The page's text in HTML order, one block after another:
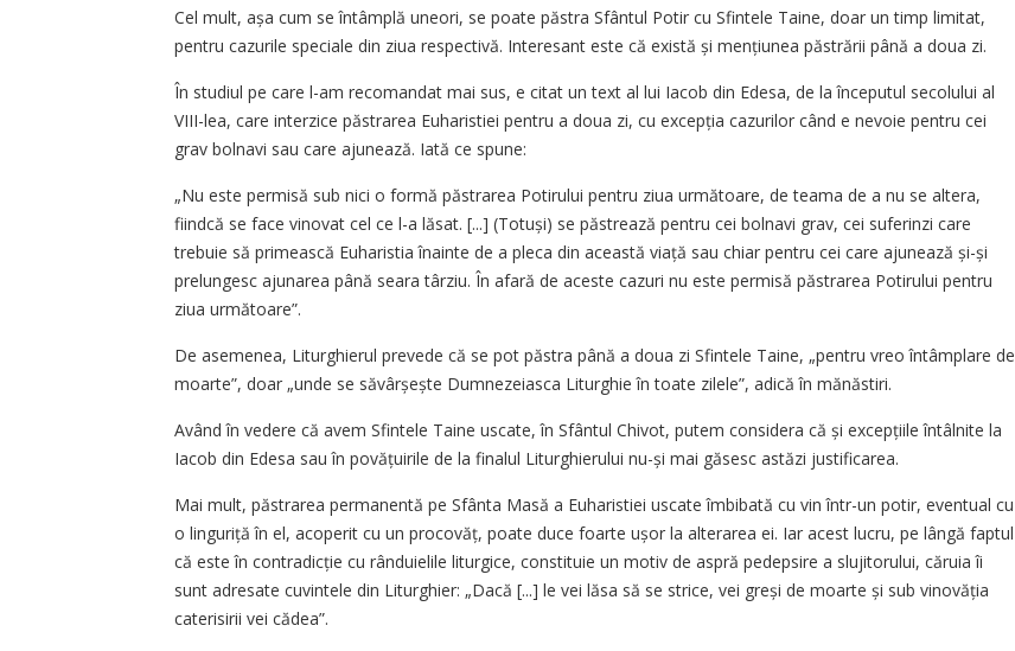
Cel mult, așa cum se întâmplă uneori, se poate păstra Sfântul Potir cu Sfintele Taine, doar un timp limitat,
pentru cazurile speciale din ziua respectivă. Interesant este că există și mențiunea păstrării până a doua zi.
În studiul pe care l-am recomandat mai sus, e citat un text al lui Iacob din Edesa, de la începutul secolului al
VIII-lea, care interzice păstrarea Euharistiei pentru a doua zi, cu excepția cazurilor când e nevoie pentru cei
grav bolnavi sau care ajunează. Iată ce spune:
„Nu este permisă sub nici o formă păstrarea Potirului pentru ziua următoare, de teama de a nu se altera,
fiindcă se face vinovat cel ce l-a lăsat. [...] (Totuși) se păstrează pentru cei bolnavi grav, cei suferinzi care
trebuie să primească Euharistia înainte de a pleca din această viață sau chiar pentru cei care ajunează și-și
prelungesc ajunarea până seara târziu. În afară de aceste cazuri nu este permisă păstrarea Potirului pentru
ziua următoare”.
De asemenea, Liturghierul prevede că se pot păstra până a doua zi Sfintele Taine, „pentru vreo întâmplare de
moarte”, doar „unde se săvârșește Dumnezeiasca Liturghie în toate zilele”, adică în mănăstiri.
Având în vedere că avem Sfintele Taine uscate, în Sfântul Chivot, putem considera că și excepțiile întâlnite la
Iacob din Edesa sau în povățuirile de la finalul Liturghierului nu-și mai găsesc astăzi justificarea.
Mai mult, păstrarea permanentă pe Sfânta Masă a Euharistiei uscate îmbibată cu vin într-un potir, eventual cu
o linguriță în el, acoperit cu un procovăț, poate duce foarte ușor la alterarea ei. Iar acest lucru, pe lângă faptul
că este în contradicție cu rânduielile liturgice, constituie un motiv de aspră pedepsire a slujitorului, căruia îi
sunt adresate cuvintele din Liturghier: „Dacă [...] le vei lăsa să se strice, vei greși de moarte și sub vinovăția
caterisirii vei cădea”.